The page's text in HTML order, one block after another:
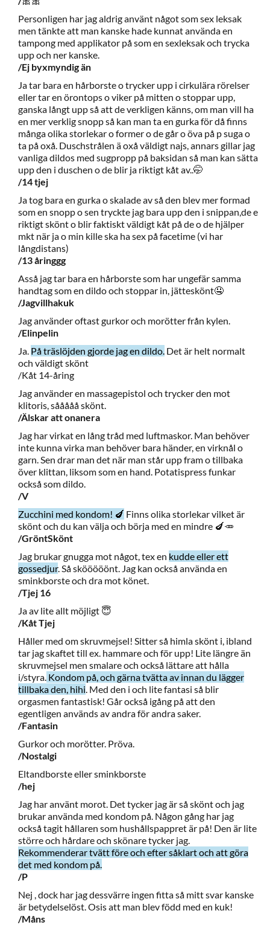
Personligen har jag aldrig använt något som sex leksak
men tänkte att man kanske hade kunnat använda en
tampong med applikator på som en sexleksak och trycka
upp och ner kanske.
/Ej byxmyndig än
Ja tar bara en hårborste o trycker upp i cirkulära rörelser
eller tar en örontops o viker på mitten o stoppar upp,
ganska långt upp så att de verkligen känns, om man vill ha
en mer verklig snopp så kan man ta en gurka för då finns
många olika storlekar o former o de går o öva på p suga o
ta på oxå. Duschstrålen ä oxå väldigt najs, annars gillar jag
vanliga dildos med sugpropp på baksidan så man kan sätta
upp den i duschen o de blir ja riktigt kåt av..🤭
/14 tjej
Ja tog bara en gurka o skalade av så den blev mer formad
som en snopp o sen tryckte jag bara upp den i snippan,de e
riktigt skönt o blir faktiskt väldigt kåt på de o de hjälper
mkt när ja o min kille ska ha sex på facetime (vi har
långdistans)
/13 åringgg
Asså jag tar bara en hårborste som har ungefär samma
handtag som en dildo och stoppar in, jätteskönt🤤
/Jagvillhakuk
Jag använder oftast gurkor och morötter från kylen.
/Elinpelin
Ja. På träslöjden gjorde jag en dildo. Det är helt normalt
och väldigt skönt
/Kåt 14-åring
Jag använder en massagepistol och trycker den mot
klitoris, sååååå skönt.
/Älskar att onanera
Jag har virkat en lång tråd med luftmaskor. Man behöver
inte kunna virka man behöver bara händer, en virknål o
garn. Sen drar man det när man står upp fram o tillbaka
över klittan, liksom som en hand. Potatispress funkar
också som dildo.
/V
Zucchini med kondom! 🍆 Finns olika storlekar vilket är
skönt och du kan välja och börja med en mindre 🍆🥕
/GröntSkönt
Jag brukar gnugga mot något, tex en kudde eller ett
gossedjur. Så skööööönt. Jag kan också använda en
sminkborste och dra mot könet.
/Tjej 16
Ja av lite allt möjligt 😇
/Kåt Tjej
Håller med om skruvmejsel! Sitter så himla skönt i, ibland
tar jag skaftet till ex. hammare och för upp! Lite längre än
skruvmejsel men smalare och också lättare att hålla
i/styra. Kondom på, och gärna tvätta av innan du lägger
tillbaka den, hihi. Med den i och lite fantasi så blir
orgasmen fantastisk! Går också igång på att den
egentligen används av andra för andra saker.
/Fantasin
Gurkor och morötter. Pröva.
/Nostalgi
Eltandborste eller sminkborste
/hej
Jag har använt morot. Det tycker jag är så skönt och jag
brukar använda med kondom på. Någon gång har jag
också tagit hållaren som hushållspappret är på! Den är lite
större och hårdare och skönare tycker jag.
Rekommenderar tvätt före och efter såklart och att göra
det med kondom på.
/P
Nej , dock har jag dessvärre ingen fitta så mitt svar kanske
är betydelselöst. Osis att man blev född med en kuk!
/Måns